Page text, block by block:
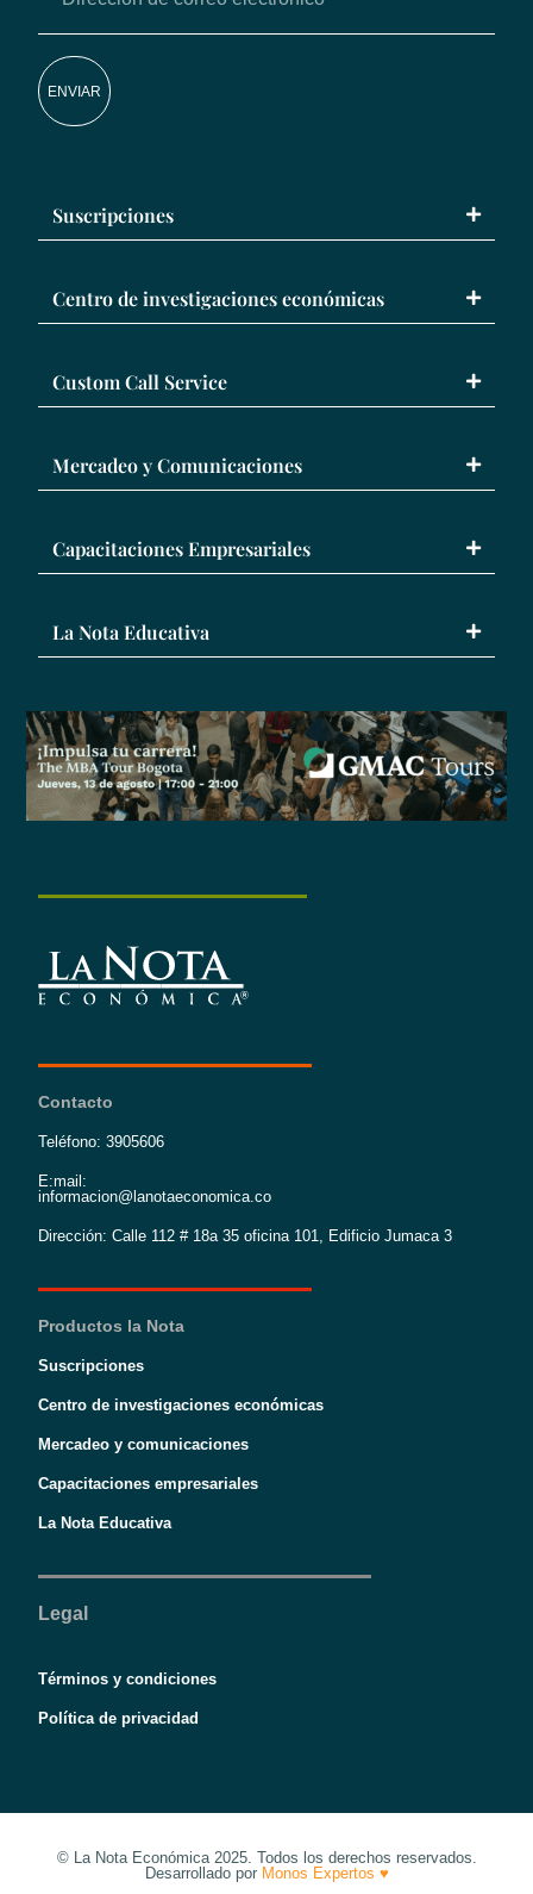
ENVIAR
Suscripciones
Centro de investigaciones económicas
Custom Call Service
Mercadeo y Comunicaciones
Capacitaciones Empresariales
La Nota Educativa
Contacto
Teléfono: 3905606
E:mail:
informacion@lanotaeconomica.co
Dirección: Calle 112 # 18a 35 oficina 101, Edificio Jumaca 3
Productos la Nota
Suscripciones
Centro de investigaciones económicas
Mercadeo y comunicaciones
Capacitaciones empresariales
La Nota Educativa
Legal
Términos y condiciones
Política de privacidad
© La Nota Económica 2025. Todos los derechos reservados.
Desarrollado por Monos Expertos ♥